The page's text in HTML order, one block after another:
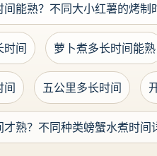
间能熟？不同大小红薯的烤制
时间 萝卜煮多长时间能熟
间 五公里多长时间
才熟？不同种类螃蟹水煮时间